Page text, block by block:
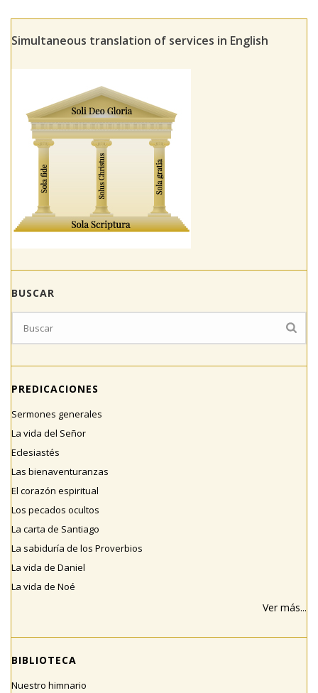
Simultaneous translation of services in English
BUSCAR
PREDICACIONES
Sermones generales
La vida del Señor
Eclesiastés
Las bienaventuranzas
El corazón espiritual
Los pecados ocultos
La carta de Santiago
La sabiduría de los Proverbios
La vida de Daniel
La vida de Noé
Ver más...
BIBLIOTECA
Nuestro himnario